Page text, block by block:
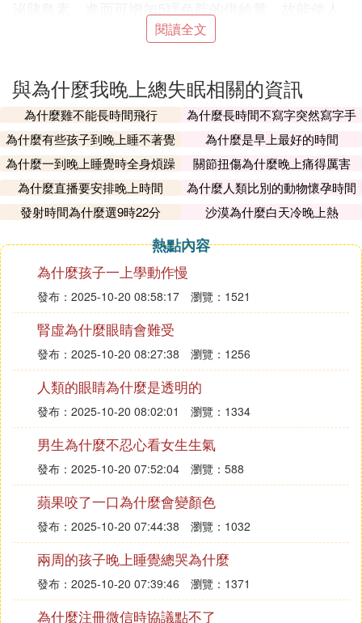
入睡。每晚睡前服用糖水煮蓮子會有良好的助眠作
大棗味甘，含糖類、蛋白質、維生素C、有機酸、黏
液質、鈣、磷、鐵等，有補脾、安神的功效。每晚用
大棗30～60g，加水適量煮食，有助於入眠。
11.萵筍
萵筍中有一種乳白色漿液，具有安神鎮靜作用，且沒
有毒性，最適宜神經衰弱失眠者。使用時，把萵筍帶
皮切片煮熟喝湯，特別是睡前服用，更具有助眠功
你可以嘗試著中葯治療，對身體沒有傷害，我原來也
是經常性的失眠，睡不著覺，後來用的是www.xshui
w.com這個組合調理好的，你自己看看啊》
2. 我晚上總是失眠是怎麼回事呀
經常失眠是什麼原因？
經常失眠原因很復雜，大致可分為五種。
（1）環境原因：常見的有睡眠環境的突然改變，強
光，噪音以及高溫等。
（2）不良的生活習慣，如睡前飲茶，飲咖啡，吸煙
等，或由於工作，娛樂形成生理節律紊亂性失眠。
（3）軀體疾病原因：廣義地說，任何軀體的不適均
可導致失眠，包括一些本身與睡眠有關的疾病。如呼
吸暫停綜合征，睡眠周期性功能等。
（4）精神因素：如遇到特別的喜事或特別的悲傷、
生氣、擔憂等都可導致失眠。
（5）安眠類葯或嗜酒者的戒斷反應：長期服用葯物
者突然停葯或者戒酒往往會產生入睡難，睡眠淺而多
閱讀全文
與為什麼我晚上總失眠相關的資訊
為什麼雞不能長時間飛行
為什麼長時間不寫字突然寫字手
會不習慣
為什麼有些孩子到晚上睡不著覺
為什麼是早上最好的時間
為什麼一到晚上睡覺時全身煩躁
關節扭傷為什麼晚上痛得厲害
為什麼直播要安排晚上時間
為什麼人類比別的動物懷孕時間
長
發射時間為什麼選9時22分 沙漠為什麼白天冷晚上熱
熱點內容
為什麼孩子一上學動作慢
發布：2025-10-20 08:58:17 瀏覽：1521
腎虛為什麼眼睛會難受
發布：2025-10-20 08:27:38 瀏覽：1256
人類的眼睛為什麼是透明的
發布：2025-10-20 08:02:01 瀏覽：1334
男生為什麼不忍心看女生生氣
發布：2025-10-20 07:52:04 瀏覽：588
蘋果咬了一口為什麼會變顏色
發布：2025-10-20 07:44:38 瀏覽：1032
兩周的孩子晚上睡覺總哭為什麼
發布：2025-10-20 07:39:46 瀏覽：1371
為什麼注冊微信時協議點不了